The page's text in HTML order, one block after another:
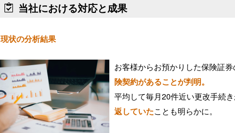
当社における対応と成果
現状の分析結果
お客様からお預かりした保険証
険契約があることが判明。
平均して毎月20件近い更改手続
返していたことも明らかに。